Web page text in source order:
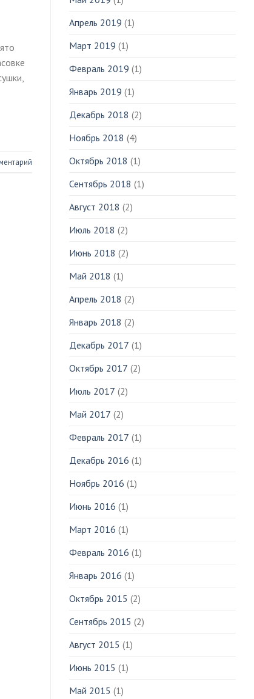
Апрель 2019 (1)
Март 2019 (1)
Февраль 2019 (1)
Январь 2019 (1)
Декабрь 2018 (2)
Ноябрь 2018 (4)
Октябрь 2018 (1)
Сентябрь 2018 (1)
Август 2018 (2)
Июль 2018 (2)
Июнь 2018 (2)
Май 2018 (1)
Апрель 2018 (2)
Январь 2018 (2)
Декабрь 2017 (1)
Октябрь 2017 (2)
Июль 2017 (2)
Май 2017 (2)
Февраль 2017 (1)
Декабрь 2016 (1)
Ноябрь 2016 (1)
Июнь 2016 (1)
Март 2016 (1)
Февраль 2016 (1)
Январь 2016 (1)
Октябрь 2015 (2)
Сентябрь 2015 (2)
Август 2015 (1)
Июнь 2015 (1)
Май 2015 (1)